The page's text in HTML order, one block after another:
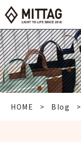
HOME Blog